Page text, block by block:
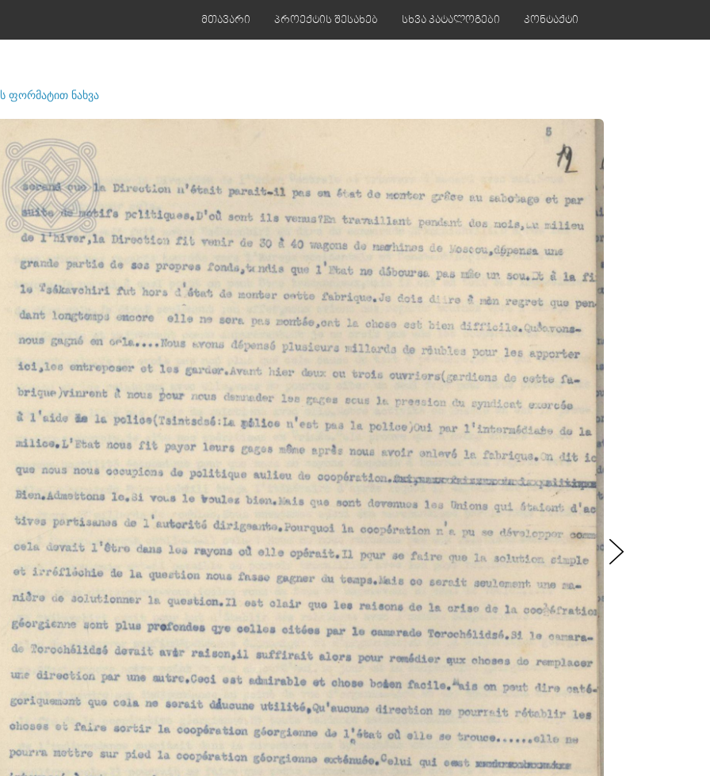
მთავარი პროექტის შესახებ სხვა კატალოგები კონტაქტი
ფორმატით ნახვა